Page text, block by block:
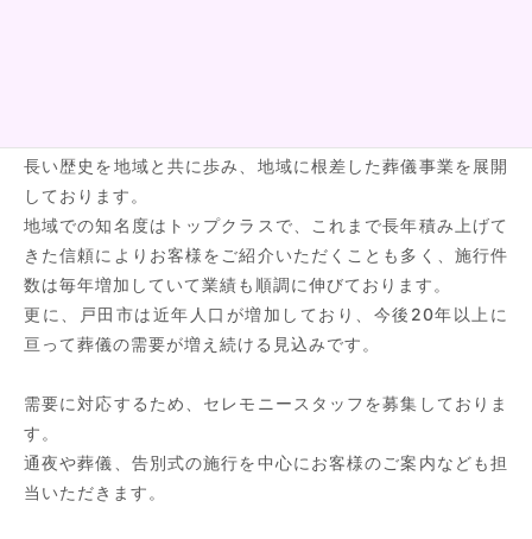
長い歴史を地域と共に歩み、地域に根差した葬儀事業を展開
しております。
地域での知名度はトップクラスで、これまで長年積み上げて
きた信頼によりお客様をご紹介いただくことも多く、施行件
数は毎年増加していて業績も順調に伸びております。
更に、戸田市は近年人口が増加しており、今後20年以上に
亘って葬儀の需要が増え続ける見込みです。
需要に対応するため、セレモニースタッフを募集しておりま
す。
通夜や葬儀、告別式の施行を中心にお客様のご案内なども担
当いただきます。